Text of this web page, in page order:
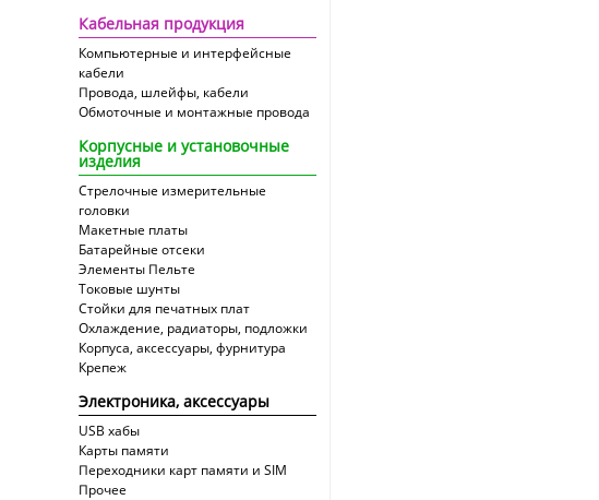
Кабельная продукция
Компьютерные и интерфейсные
кабели
Провода, шлейфы, кабели
Обмоточные и монтажные провода
Корпусные и установочные
изделия
Стрелочные измерительные
головки
Макетные платы
Батарейные отсеки
Элементы Пельте
Токовые шунты
Стойки для печатных плат
Охлаждение, радиаторы, подложки
Корпуса, аксессуары, фурнитура
Крепеж
Электроника, аксессуары
USB хабы
Карты памяти
Переходники карт памяти и SIM
Прочее